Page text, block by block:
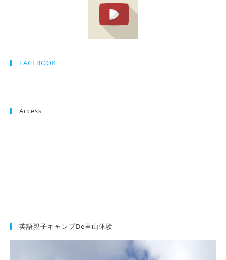
FACEBOOK
Access
英語親子キャンプde里山体験